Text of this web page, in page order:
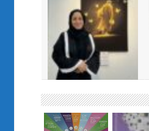
«صبر و اعتماد؛ روایت معلمی که
نسل Z را از بی‌هدفی به خودباوری
رساند / از یک کلاس ساده در قم تا